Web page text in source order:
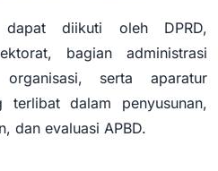
diikuti oleh DPRD,
bagian administrasi
organisasi, serta aparatur
terlibat dalam penyusunan,
dan evaluasi APBD.